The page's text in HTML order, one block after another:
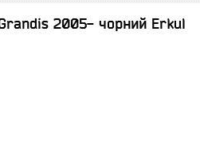
2005- чорний Erkul